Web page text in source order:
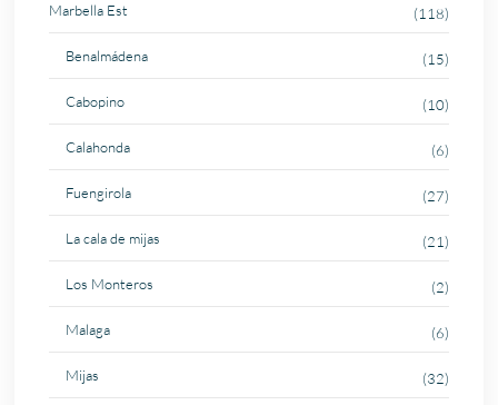
Marbella Est (118)
Benalmádena (15)
Cabopino (10)
Calahonda (6)
Fuengirola (27)
La cala de mijas (21)
Los Monteros (2)
Malaga (6)
Mijas (32)